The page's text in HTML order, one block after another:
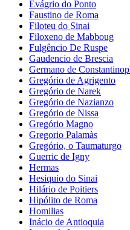
Evágrio do Ponto
Faustino de Roma
Filoteu do Sinai
Filoxeno de Mabboug
Fulgêncio De Ruspe
Gaudencio de Brescia
Germano de
Gregório de Agrigento
Gregório de Narek
Gregório de Nazianzo
Gregório de Nissa
Gregório Magno
Gregorio Palamàs
Gregório, o Taumaturgo
Guerric de Igny
Hermas
Hesiquio do Sinai
Hilário de Poitiers
Hipólito de Roma
Homilias
Inácio de Antioquia